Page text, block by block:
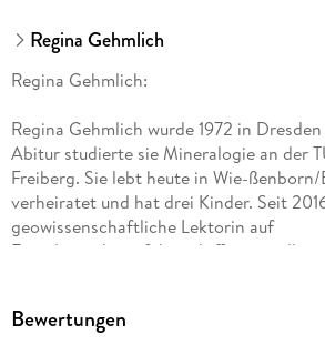
Regina Gehmlich
Regina Gehmlich:
Regina Gehmlich wurde 1972 in
Abitur studierte sie Mineralogie an der
Freiberg. Sie lebt heute in Wie-
verheiratet und hat drei Kinder. Seit
geowissenschaftliche Lektorin auf
Expeditionskreuzfahrtschiffen vor
In ihren Landschaftserzählungen stellt
Bewertungen